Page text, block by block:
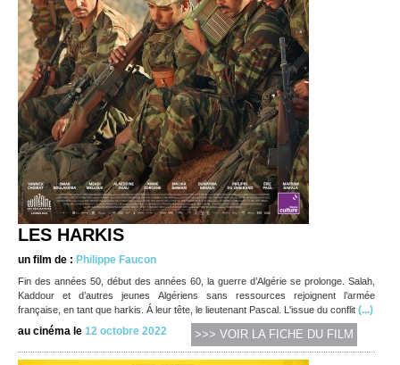
LES HARKIS
un film de : Philippe Faucon
Fin des années 50, début des années 60, la guerre d’Algérie se prolonge. Salah,
Kaddour et d’autres jeunes Algériens sans ressources rejoignent l’armée
française, en tant que harkis. Á leur tête, le lieutenant Pascal. L'issue du conflit (...)
au cinéma le 12 octobre 2022 >>> VOIR LA FICHE DU FILM